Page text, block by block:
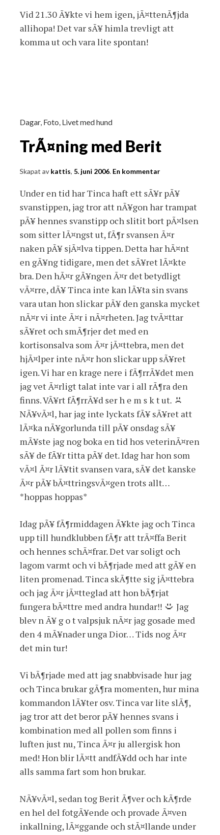
Vid 21.30 Ã¥kte vi hem igen, jÃ¤ttenÃ¶jda
allihopa! Det var sÃ¥ himla trevligt att
komma ut och vara lite spontan!
Dagar, Foto, Livet med hund
TrÃ¤ning med Berit
Skapat av kattis, 5. juni 2006. En kommentar
Under en tid har Tinca haft ett sÃ¥r pÃ¥
svanstippen, jag tror att nÃ¥gon har trampat
pÃ¥ hennes svanstipp och slitit bort pÃ¤lsen
som sitter lÃ¤ngst ut, fÃ¶r svansen Ã¤r
naken pÃ¥ sjÃ¤lva tippen. Detta har hÃ¤nt
en gÃ¥ng tidigare, men det sÃ¥ret lÃ¤kte
bra. Den hÃ¤r gÃ¥ngen Ã¤r det betydligt
vÃ¤rre, dÃ¥ Tinca inte kan lÃ¥ta sin svans
vara utan hon slickar pÃ¥ den ganska mycket
nÃ¤r vi inte Ã¤r i nÃ¤rheten. Jag tvÃ¤ttar
sÃ¥ret och smÃ¶rjer det med en
kortisonsalva som Ã¤r jÃ¤ttebra, men det
hjÃ¤lper inte nÃ¤r hon slickar upp sÃ¥ret
igen. Vi har en krage nere i fÃ¶rrÃ¥det men
jag vet Ã¤rligt talat inte var i all rÃ¶ra den
finns. VÃ¥rt fÃ¶rrÃ¥d ser h e m s k t ut.
NÃ¥vÃ¤l, har jag inte lyckats fÃ¥ sÃ¥ret att
lÃ¤ka nÃ¥gorlunda till pÃ¥ onsdag sÃ¥
mÃ¥ste jag nog boka en tid hos veterinÃ¤ren
sÃ¥ de fÃ¥r titta pÃ¥ det. Idag har hon som
vÃ¤l Ã¤r lÃ¥tit svansen vara, sÃ¥ det kanske
Ã¤r pÃ¥ bÃ¤ttringsvÃ¤gen trots allt…
*hoppas hoppas*
Idag pÃ¥ fÃ¶rmiddagen Ã¥kte jag och Tinca
upp till hundklubben fÃ¶r att trÃ¤ffa Berit
och hennes schÃ¤frar. Det var soligt och
lagom varmt och vi bÃ¶rjade med att gÃ¥ en
liten promenad. Tinca skÃ¶tte sig jÃ¤ttebra
och jag Ã¤r jÃ¤tteglad att hon bÃ¶rjat
fungera bÃ¤ttre med andra hundar!!
Jag
blev n Ã¥ g o t valpsjuk nÃ¤r jag gosade med
den 4 mÃ¥nader unga Dior… Tids nog Ã¤r
det min tur!
Vi bÃ¶rjade med att jag snabbvisade hur jag
och Tinca brukar gÃ¶ra momenten, hur mina
kommandon lÃ¥ter osv. Tinca var lite slÃ¶,
jag tror att det beror pÃ¥ hennes svans i
kombination med all pollen som finns i
luften just nu, Tinca Ã¤r ju allergisk hon
med! Hon blir lÃ¤tt andfÃ¥dd och har inte
alls samma fart som hon brukar.
NÃ¥vÃ¤l, sedan tog Berit Ã¶ver och kÃ¶rde
en hel del fotgÃ¥ende och provade Ã¤ven
inkallning, lÃ¤ggande och stÃ¤llande under